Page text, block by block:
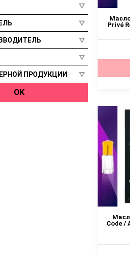
Laurent
Морской
Фужерный
ПРОДУКЦИИ
масло
OK
Privé
Code /